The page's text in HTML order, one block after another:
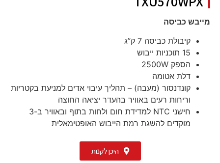
מייבש כביסה
קיבולת כביסה 7 ק”ג
15 תוכניות ייבוש
הספק 2500W
דלת אטומה
קונדנסור (מעבה) – תהליך עיבוי אדים למניעת בקטריות
וריחות רעים באוויר בהעדר יציאה החוצה
חישני NTC למדידת חום ולחות בתוף ובאוויר ב-3
מוקדים להשגת רמת הייבוש האופטימאלית
היכן לקנות